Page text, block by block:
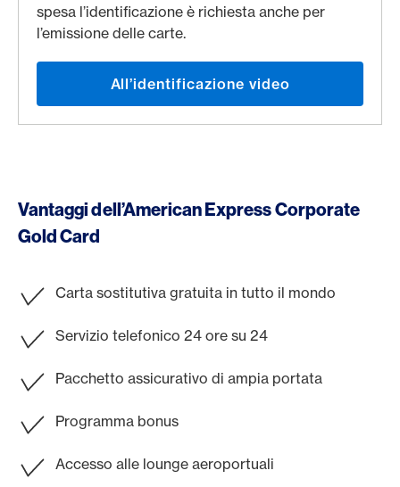
spesa l’identificazione è richiesta anche per
l’emissione delle carte.
All’identificazione video
Vantaggi dell’American Express Corporate
Gold Card
Carta sostitutiva gratuita in tutto il mondo
Servizio telefonico 24 ore su 24
Pacchetto assicurativo di ampia portata
Programma bonus
Accesso alle lounge aeroportuali